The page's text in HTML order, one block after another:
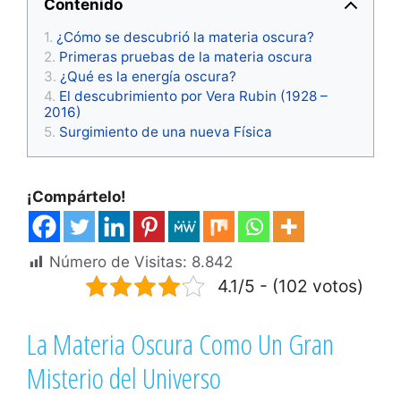
Contenido
¿Cómo se descubrió la materia oscura?
Primeras pruebas de la materia oscura
¿Qué es la energía oscura?
El descubrimiento por Vera Rubin (1928 –
2016)
Surgimiento de una nueva Física
¡Compártelo!
Número de Visitas: 8.842
4.1/5 - (102 votos)
La Materia Oscura Como Un Gran
Misterio del Universo